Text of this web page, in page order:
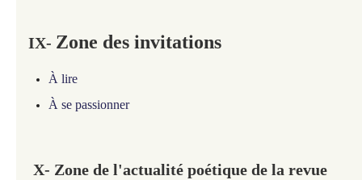
IX- Zone des invitations
À lire
À se passionner
X- Zone de l'actualité poétique de la revue